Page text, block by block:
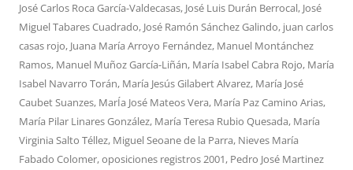
José Carlos Roca García-Valdecasas, José Luis Durán Berrocal, José
Miguel Tabares Cuadrado, José Ramón Sánchez Galindo, juan carlos
casas rojo, Juana María Arroyo Fernández, Manuel Montánchez
Ramos, Manuel Muñoz García-Liñán, María Isabel Cabra Rojo, María
Isabel Navarro Torán, María Jesús Gilabert Alvarez, María José
Caubet Suanzes, MarÍa José Mateos Vera, María Paz Camino Arias,
María Pilar Linares González, María Teresa Rubio Quesada, María
Virginia Salto Téllez, Miguel Seoane de la Parra, Nieves María
Fabado Colomer,oposiciones registros 2001, Pedro José Martinez